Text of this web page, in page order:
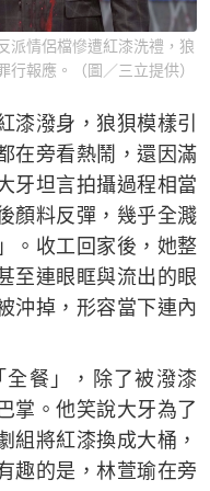
派情侶檔慘遭紅漆洗禮，狼
報應。（圖／三立提供）
漆潑身，狼狽模樣引
在旁看熱鬧，還因滿
牙坦言拍攝過程相當
顏料反彈，幾乎全濺
。收工回家後，她整
至連眼眶與流出的眼
沖掉，形容當下連內
全餐」，除了被潑漆
掌。他笑說大牙為了
組將紅漆換成大桶，
趣的是，林萱瑜在旁